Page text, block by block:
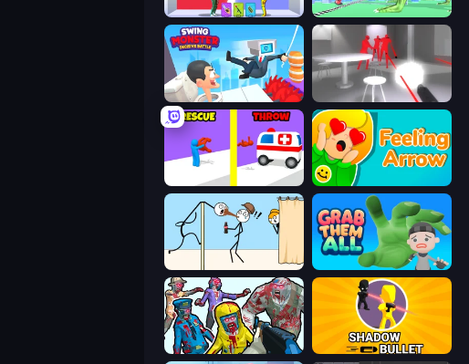
Who Dies Last? Silly Walkers
Swing Monster: Decisive Battle SuperHot
Rescue Throw Feeling Arrow
Gomu Goman Grab Them All
Zombies Shooter Shadow Bullet